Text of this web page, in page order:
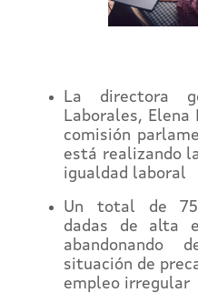
La directora
Laborales, Elena
comisión
está realizando
igualdad laboral
Un total de
dadas de alta
abandonando
situación de
empleo irregular